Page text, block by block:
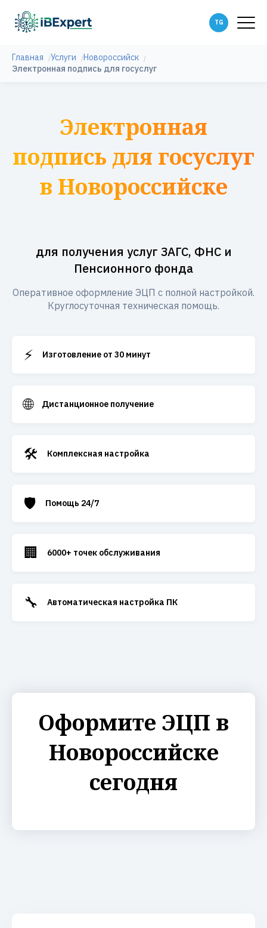
Главная Услуги
Новороссийск
Электронная подпись для госуслуг
Электронная
подпись для госуслуг
в Новороссийске
для получения услуг ЗАГС, ФНС и
Пенсионного фонда
Оперативное оформление ЭЦП с полной настройкой.
Круглосуточная техническая помощь.
⚡ Изготовление от 30 минут
🌐 Дистанционное получение
🛠️ Комплексная настройка
🛡️ Помощь 24/7
🏢 6000+ точек обслуживания
🔧 Автоматическая настройка ПК
Оформите ЭЦП в
Новороссийске
сегодня